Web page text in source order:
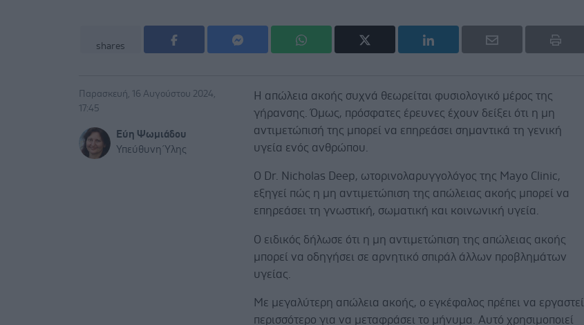
shares
Παρασκευή, 16 Αυγούστου 2024,
17:45
Εύη Ψωμιάδου
Υπεύθυνη Ύλης
Η απώλεια ακοής συχνά θεωρείται φυσιολογικό μέρος της
γήρανσης. Όμως, πρόσφατες έρευνες έχουν δείξει ότι η μη
αντιμετώπισή της μπορεί να επηρεάσει σημαντικά τη γενική
υγεία ενός ανθρώπου.
Ο Dr. Nicholas Deep, ωτορινολαρυγγολόγος της Mayo Clinic,
εξηγεί πώς η μη αντιμετώπιση της απώλειας ακοής μπορεί να
επηρεάσει τη γνωστική, σωματική και κοινωνική υγεία.
Ο ειδικός δήλωσε ότι η μη αντιμετώπιση της απώλειας ακοής
μπορεί να οδηγήσει σε αρνητικό σπιράλ άλλων προβλημάτων
υγείας.
Με μεγαλύτερη απώλεια ακοής, ο εγκέφαλος πρέπει να εργαστεί
περισσότερο για να μεταφράσει το μήνυμα. Αυτό χρησιμοποιεί